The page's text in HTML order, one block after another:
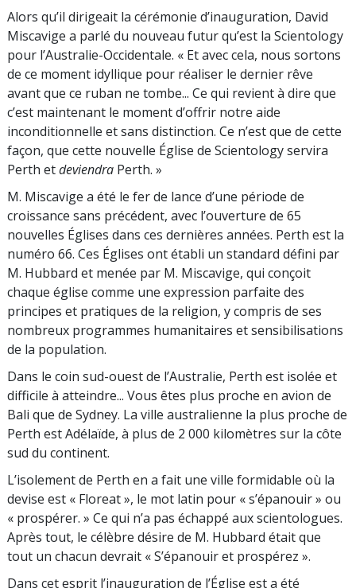
Alors qu’il dirigeait la cérémonie d’inauguration, David
Miscavige a parlé du nouveau futur qu’est la Scientology
pour l’Australie-Occidentale. « Et avec cela, nous sortons
de ce moment idyllique pour réaliser le dernier rêve
avant que ce ruban ne tombe... Ce qui revient à dire que
c’est maintenant le moment d’offrir notre aide
inconditionnelle et sans distinction. Ce n’est que de cette
façon, que cette nouvelle Église de Scientology servira
Perth etdeviendra Perth. »
M. Miscavige a été le fer de lance d’une période de
croissance sans précédent, avec l’ouverture de 65
nouvelles Églises dans ces dernières années. Perth est la
numéro 66. Ces Églises ont établi un standard défini par
M. Hubbard et menée par M. Miscavige, qui conçoit
chaque église comme une expression parfaite des
principes et pratiques de la religion, y compris de ses
nombreux programmes humanitaires et sensibilisations
de la population.
Dans le coin sud-ouest de l’Australie, Perth est isolée et
difficile à atteindre... Vous êtes plus proche en avion de
Bali que de Sydney. La ville australienne la plus proche de
Perth est Adélaïde, à plus de 2 000 kilomètres sur la côte
sud du continent.
L’isolement de Perth en a fait une ville formidable où la
devise est « Floreat », le mot latin pour « s’épanouir » ou
« prospérer. » Ce qui n’a pas échappé aux scientologues.
Après tout, le célèbre désire de M. Hubbard était que
tout un chacun devrait « S’épanouir et prospérez ».
Dans cet esprit l’inauguration de l’Église est a été